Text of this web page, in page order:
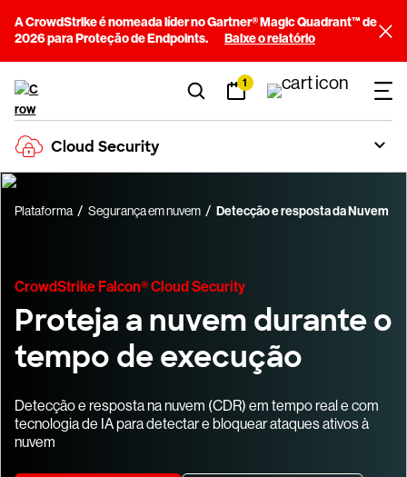
A CrowdStrike é nomeada líder no Gartner® Magic Quadrant™ de
2026 para Proteção de Endpoints.
Baixe o relatório
1
Cloud Security
Plataforma Segurança em nuvem Detecção e resposta da Nuvem
CrowdStrike Falcon® Cloud Security
Proteja a nuvem durante o
tempo de execução
Detecção e resposta na nuvem (CDR) em tempo real e com
tecnologia de IA para detectar e bloquear ataques ativos à
nuvem